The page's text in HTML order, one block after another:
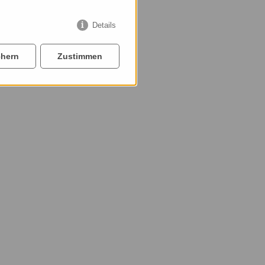
Details
Zustimmen